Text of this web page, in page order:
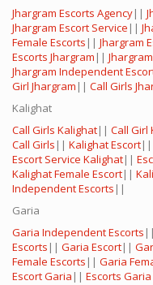
Jhargram Escorts Agency||
Jhargram Escort Service ||
Female Escorts || Jhargram
Escorts Jhargram ||
Jhargram Independent
Girl Jhargram || Call Girls
Kalighat
Call Girls Kalighat|| Call Girl
Call Girls || Kalighat Escort||
Escort Service Kalighat||
Kalighat Female Escort||
Independent Escorts ||
Garia
Garia Independent Escorts ||
Escorts || Garia Escort||
Female Escorts || Garia
Escort Garia || Escorts Garia